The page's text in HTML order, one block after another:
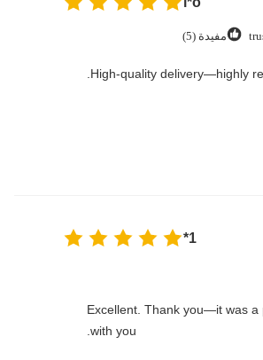
مفيدة (5)
High-quality delivery—highly
1*
Excellent. Thank you—it was
with you.